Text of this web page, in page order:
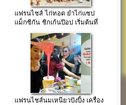
แฟรนไชส์ ไก่ทอด ยำไก่แซป
แม็กซิกัน ชิกเก้นป๊อป เริ่มต้นที่
แฟรนไชส์นมเหนียวปังปิ้ง เครื่อง